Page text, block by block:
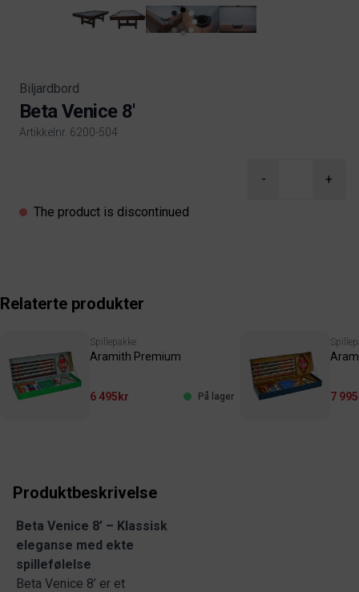
Biljardbord
Beta Venice 8'
Artikkelnr. 6200-504
- +
The product is discontinued
Relaterte produkter
Spillepakke
Aramith Premium
6 495kr På lager 7
Produktbeskrivelse
Beta Venice 8’ – Klassisk
eleganse med ekte
spillefølelse
Beta Venice 8’ er et